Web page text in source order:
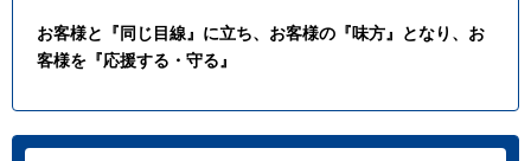
お客様と『同じ目線』に立ち、お客様の『味方』となり、お
客様を『応援する・守る』